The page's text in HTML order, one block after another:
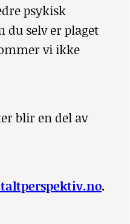
psykisk
du selv er plaget
vi ikke
blir en del av
.